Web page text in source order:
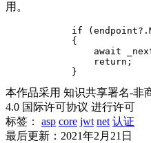
用。
if
            {
await
                return;
            }
本作品采用 知识共享署名-非
4.0 国际许可协议 进行许可
标签：
asp core jwt net 认证
最后更新：2021年2月21日